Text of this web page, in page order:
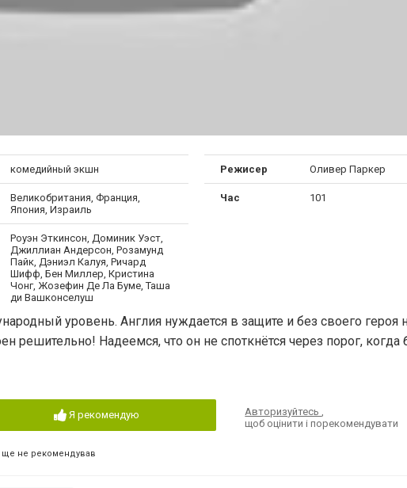
комедийный экшн
Великобритания, Франция,
Япония, Израиль
Роуэн Эткинсон, Доминик Уэст,
Джиллиан Андерсон, Розамунд
Пайк, Дэниэл Калуя, Ричард
Шифф, Бен Миллер, Кристина
Чонг, Жозефин Де Ла Буме, Таша
ди Вашконселуш
Режисер Оливер Паркер
Час 101
уровень. Англия нуждается в защите и без своего героя
решительно! Надеемся, что он не споткнётся через порог, когда
Я рекомендую
ще не рекомендував
Авторизуйтесь
щоб оцінити і порекомендувати